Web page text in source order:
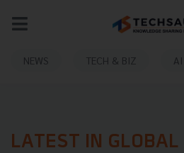
NEWS TECH & BIZ AI
LATEST IN GLOBAL